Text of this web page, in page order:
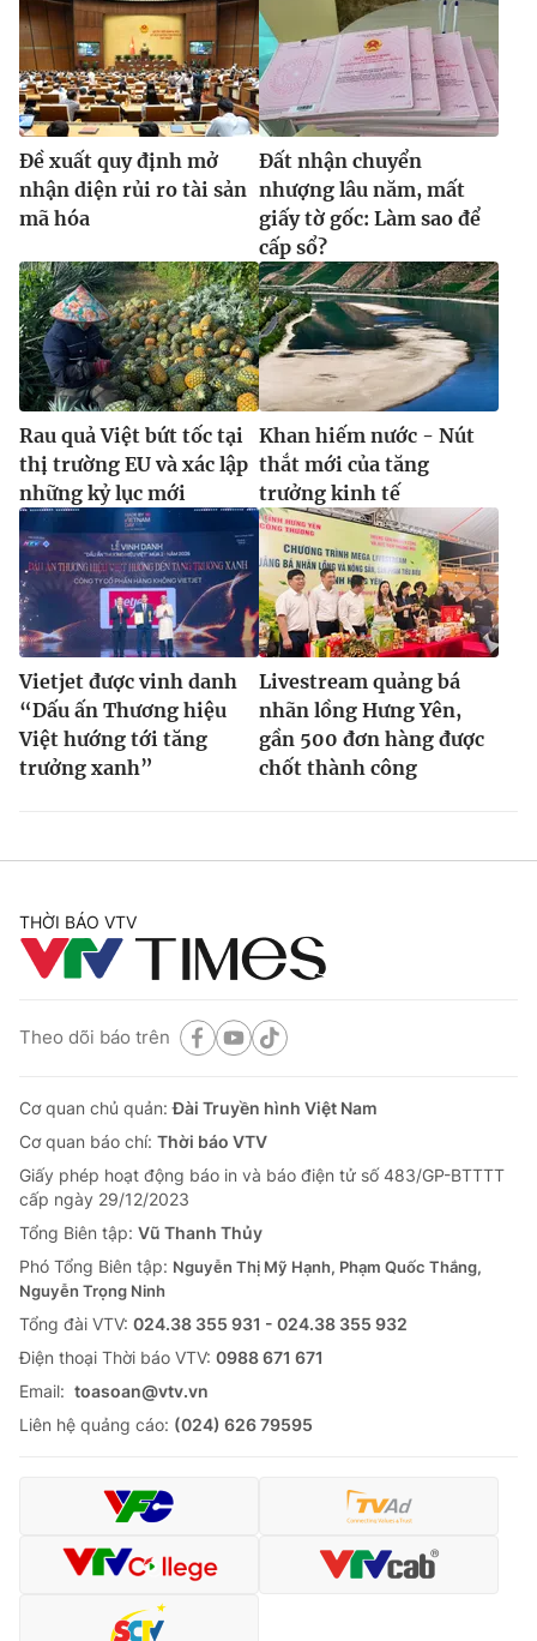
Ðề xuất quy định mở
nhận diện rủi ro tài sản
mã hóa
Đất nhận chuyển
nhượng lâu năm, mất
giấy tờ gốc: Làm sao để
cấp sổ?
Rau quả Việt bứt tốc tại
thị trường EU và xác lập
những kỷ lục mới
Khan hiếm nước - Nút
thắt mới của tăng
trưởng kinh tế
Vietjet được vinh danh
“Dấu ấn Thương hiệu
Việt hướng tới tăng
trưởng xanh”
Livestream quảng bá
nhãn lồng Hưng Yên,
gần 500 đơn hàng được
chốt thành công
THỜI BÁO VTV
Theo dõi báo trên
Cơ quan chủ quản:Đài Truyền hình Việt Nam
Cơ quan báo chí: Thời báo VTV
Giấy phép hoạt động báo in và báo điện tử số 483/GP-BTTTT
cấp ngày 29/12/2023
Tổng Biên tập: Vũ Thanh Thủy
Phó Tổng Biên tập: Nguyễn Thị Mỹ Hạnh, Phạm Quốc Thắng,
Nguyễn Trọng Ninh
Tổng đài VTV: 024.38 355 931 - 024.38 355 932
Ðiện thoại Thời báo VTV: 0988 671 671
Email: toasoan@vtv.vn
Liên hệ quảng cáo: (024) 626 79595